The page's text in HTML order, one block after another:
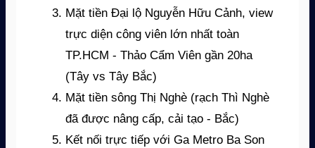
Mặt tiền Đại lộ Nguyễn Hữu Cảnh, view
trực diện công viên lớn nhất toàn
TP.HCM - Thảo Cẩm Viên gần 20ha
(Tây vs Tây Bắc)
Mặt tiền sông Thị Nghè (rạch Thì Nghè
đã được nâng cấp, cải tạo - Bắc)
Kết nối trực tiếp với Ga Metro Ba Son